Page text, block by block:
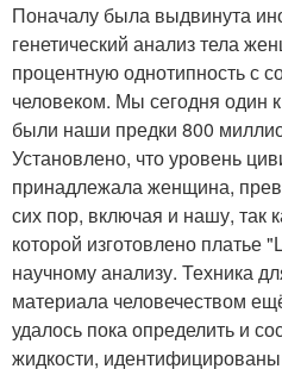
Поначалу была выдвинута
генетический анализ тела
процентную однотипность с
человеком. Мы сегодня один
были наши предки 800
Установлено, что уровень
принадлежала женщина,
сих пор, включая и нашу, так
которой изготовлено платье
научному анализу. Техника
материала человечеством
удалось пока определить и
жидкости,